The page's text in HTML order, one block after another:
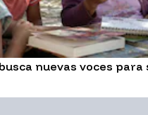
nuevas voces